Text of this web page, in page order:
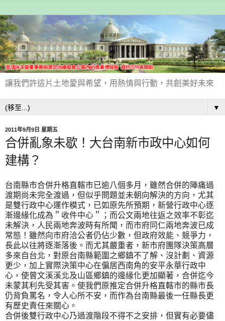
讓我們許這片土地愛與希望，用熱情與行動，共創美好未來
▼
2011年9月9日 星期五
合併亂象未歇！大台南新市政中心如何
建構？
台南縣市合併升格直轄市已逾八個多月，雖然合併的陣痛過
渡期尚未完全渡過，但似乎問題並未朝向解決的方向，尤其
是雙行政中心運作模式，已如原先所預期，新營行政中心逐
漸邊緣化成為＂收件中心＂；而公文兩地往返之效率不彰迄
未解決，人民兩地奔波時有所聞，而市府同仁兩地奔波已成
常態！雖然向市府洽公者仍佔少數，但政府效能、競爭力，
長此以往將逐漸落後。而尤其嚴重者，新市府團隊決策高層
多來自台北，對原台南縣範圍之鄉鎮不了解、沒計劃、資源
更少，加上實際決策中心在偏居西南角的安平永華行政中
心，使曾文溪溪北及山區鄉鎮的邊緣化更加顯著，合併迄今
未蒙其利先受其害。使我們原推定合併升格直轄市的縣市長
仍背負罵名，令人心所不安，而作為台南縣最後一任縣長更
有歷史責任來關心。
合併後雙行政中心乃過渡階段不得不之安排，但實有必要儘